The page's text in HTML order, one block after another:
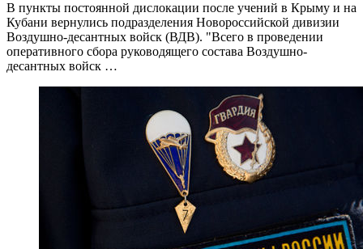
В пункты постоянной дислокации после учений в Крыму и на
Кубани вернулись подразделения Новороссийской дивизии
Воздушно-десантных войск (ВДВ). "Всего в проведении
оперативного сбора руководящего состава Воздушно-
десантных войск …